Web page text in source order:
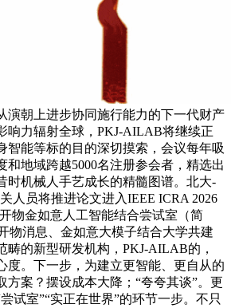
演朝上进步协同施行能力的下一代财产
响力辐射全球，PKJ-AILAB将继续正
智能等标的目的深切摸索，会议每年吸
和地域跨越5000名注册参会者，精选出
时机械人手艺成长的精髓图谱。北大-
人员将推进论文进入IEEE ICRA 2026
物金如意人工智能结合尝试室（简
物消息、金如意大模子结合大学共建
畴的新型研发机构，PKJ-AILAB的，
度。下一步，为建立更智能、更自从的
方案？摆设成本大降；“夸夸其谈”。更
试室”“实正在世界”的环节一步。不只